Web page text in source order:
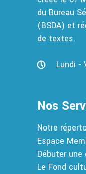
du Bureau
(BSDA) et
de textes.
Lundi -
Nos
Notre
Espace
Débuter
Le Fond